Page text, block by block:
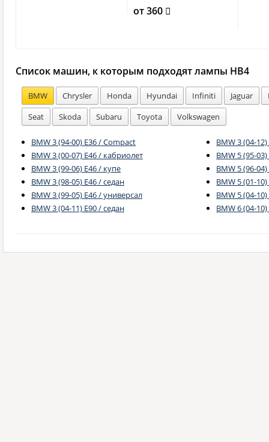
от 360
Список машин, к которым подходят лампы HB4
BMW Chrysler Honda Hyundai Infiniti Jaguar
Seat
Skoda Subaru Toyota Volkswagen
BMW 3 (94-00) E36 / Compact
BMW 3 (00-07) E46 / кабриолет
BMW 3 (99-06) E46 / купе
BMW 3 (98-05) E46 / седан
BMW 3 (99-05) E46 / универсал
BMW 3 (04-11) E90 / седан
BMW 3 (04-
BMW 5 (95-
BMW 5 (96-
BMW 5 (01-
BMW 5 (04-
BMW 6 (04-